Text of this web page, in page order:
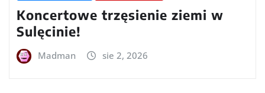
Koncertowe trzęsienie ziemi w
Sulęcinie!
Madman sie 2, 2026